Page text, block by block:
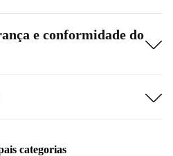
e conformidade do
categorias